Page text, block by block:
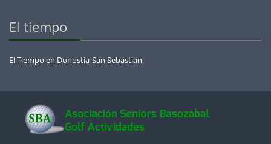
El tiempo
El Tiempo en Donostia-San Sebastián